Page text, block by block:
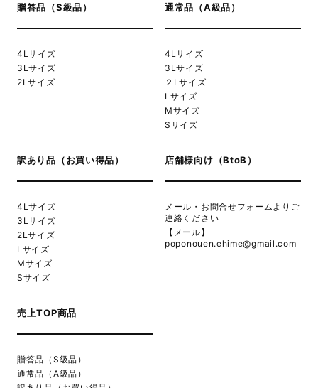
贈答品（S級品）
4Lサイズ
3Lサイズ
2Lサイズ
通常品（A級品）
4Lサイズ
3Lサイズ
２Lサイズ
Lサイズ
Mサイズ
Sサイズ
訳あり品（お買い得品）
4Lサイズ
3Lサイズ
2Lサイズ
Lサイズ
Mサイズ
Sサイズ
店舗様向け（BtoB）
メール・お問合せフォームよりご
連絡ください
【メール】
poponouen.ehime@gmail.com
売上TOP商品
贈答品（S級品）
通常品（A級品）